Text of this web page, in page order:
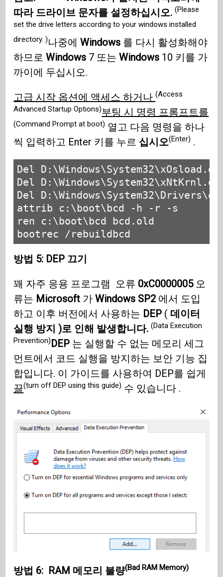
따라 드라이브 문자를 설정하십시오.(Please
set the drive letters according to your windows installed
directory. )나중에Windows 를 다시 활성화해야
하므로Windows 7 또는Windows 10 키를 가
까이에 두십시오.
고급 시작 옵션에 액세스 하거나(Access
Advanced Startup Options)부팅 시 명령 프롬프트를
(Command Prompt at boot) 열고 다음 명령을 하나
씩 입력하고 Enter 키를 누르 십시오(Enter) .
Del
Del
Del
attrib c:\boot\bcd -h -r -s
ren c:\boot\bcd bcd.old
bootrec /rebuildbcd
방법 5: DEP 끄기
꽤 자주 응용 프로그램 오류 0xC0000005오
류는 Microsoft 가Windows SP2 에서 도입
하고 이후 버전에서 사용하는 DEP ( 데이터
실행 방지 )로 인해 발생합니다.(Data Execution
Prevention)DEP 는 실행할 수 없는 메모리 세그
먼트에서 코드 실행을 방지하는 보안 기능 집
합입니다. 이 가이드를 사용하여 DEP를 쉽게
끌(turn off DEP using this guide) 수 있습니다 .
방법 6: RAM 메모리 불량(Bad RAM Memory)